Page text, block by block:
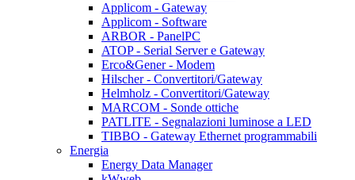
Applicom - Gateway
Applicom - Software
ARBOR - PanelPC
ATOP - Serial Server e Gateway
Erco&Gener - Modem
Hilscher - Convertitori/Gateway
Helmholz - Convertitori/Gateway
MARCOM - Sonde ottiche
PATLITE - Segnalazioni luminose a LED
TIBBO - Gateway Ethernet programmabili
Energia
Energy Data Manager